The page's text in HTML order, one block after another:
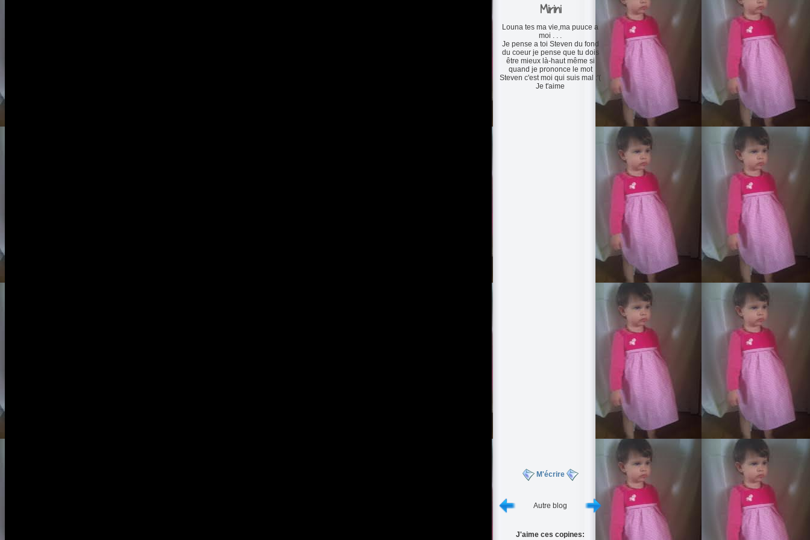
Mirini
Louna tes ma vie,ma puuce a
moi . . .
Je pense a toi Steven du fond
du coeur je pense que tu dois
être mieux là-haut même si
quand je prononce le mot
Steven c'est moi qui suis mal :'(
Je t'aime
M'écrire
Autre blog
J'aime ces copines: